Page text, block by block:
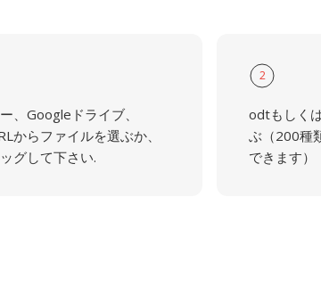
、Googleドライブ、
からファイルを選ぶか、
グして下さい.
2
odtもしく
ぶ（200種
できます）